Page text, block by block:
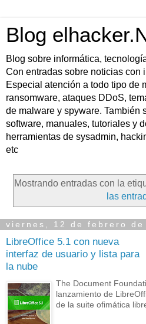
Blog
Blog sobre informática,
Con entradas sobre noticias con
Especial atención a todo tipo de
ransomware, ataques DDoS,
de malware y spyware. También
software, manuales, tutoriales y
herramientas de sysadmin,
etc
Mostrando entradas con la
las
viernes, 12 de febrero de
LibreOffice 5.1 con nueva
interfaz de usuario y lista para
la nube
The Document
lanzamiento de
de la suite ofimática